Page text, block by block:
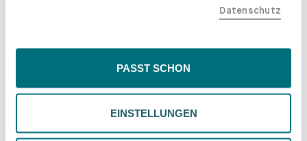
der EU, beispielsweise in den USA, verarbeitet werden
Inhalte eingeschränkt sein könnten. Wähle
deiner Präferenzen. Du kannst deine Wahl jederzeit
ändern. Weitere Informationen findest du in unserer
Datenschutzrichtlinie.
Datenschutz
PASST SCHON
EINSTELLUNGEN